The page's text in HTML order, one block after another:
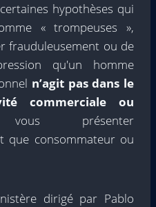
hypothèses qui
« trompeuses »,
frauduleusement ou de
qu'un homme
n’agit pas dans le
commerciale ou
présenter
que consommateur ou
dirigé par Pablo